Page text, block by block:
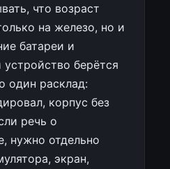
что возраст
на железо, но и
батареи и
берётся
один расклад:
корпус без
речь о
нужно отдельно
экран,